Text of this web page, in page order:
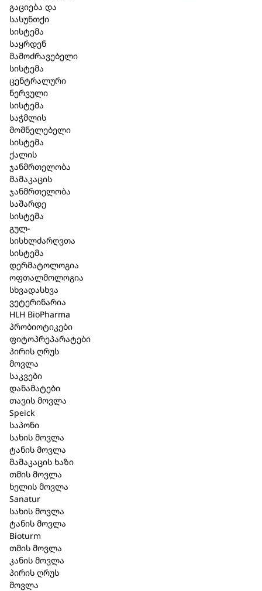
გაციება და
სასუნთქი
სისტემა
საყრდენ
მამოძრავებელი
სისტემა
ცენტრალური
ნერვული
სისტემა
საჭმლის
მომნელებელი
სისტემა
ქალის
ჯანმრთელობა
მამაკაცის
ჯანმრთელობა
საშარდე
სისტემა
გულ-
სისხლძარღვთა
სისტემა
დერმატოლოგია
ოფთალმოლოგია
სხვადასხვა
ვეტერინარია
HLH BioPharma
პრობიოტიკები
ფიტოპრეპარატები
პირის ღრუს
მოვლა
საკვები
დანამატები
თავის მოვლა
Speick
საპონი
სახის მოვლა
ტანის მოვლა
მამაკაცის ხაზი
თმის მოვლა
ხელის მოვლა
Sanatur
სახის მოვლა
ტანის მოვლა
Bioturm
თმის მოვლა
კანის მოვლა
პირის ღრუს
მოვლა
გარემო დაბინძურებისაგან.
კრემი ხელს უწყობს კანის გაახალგაზრდავებას
და უბრუნებს ბუნებრივ ფერს.
46,00 ₾
აღწერა
კრემი ასევე შეიცავს მაღალმთიანი ალპური Speick
მცენარის უნიკალურ ექსტრაქტს, რომელიც
მიღებულია ბიოლოგიურად რეგულირებადი
ველური მოსავლის (kbW) საფუძველზე.
სერტიფიცირებული ნატურალური კოსმეტიკა
(COSMOS);
არ შეიცავს სინთეზურ არომატიზატორებსა და
საღებავებს, სილიკონებს, პარაბენებს და
მინერალურ ზეთებს.
არ შეიცავს გლუტენს და ლაქტოზას;
99.99% ნატურალური წარმოშობის;
დერმატოლოგიურად და ალერგიულად
შემოწმებული;
ვეგანური.